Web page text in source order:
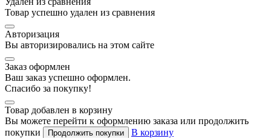
Товар успешно удален из сравнения
Авторизация
Вы авторизировались на этом сайте
Заказ оформлен
Ваш заказ успешно оформлен.
Спасибо за покупку!
Товар добавлен в корзину
Вы можете перейти к оформлению заказа или продолжить
покупки
Продолжить покупки В корзину